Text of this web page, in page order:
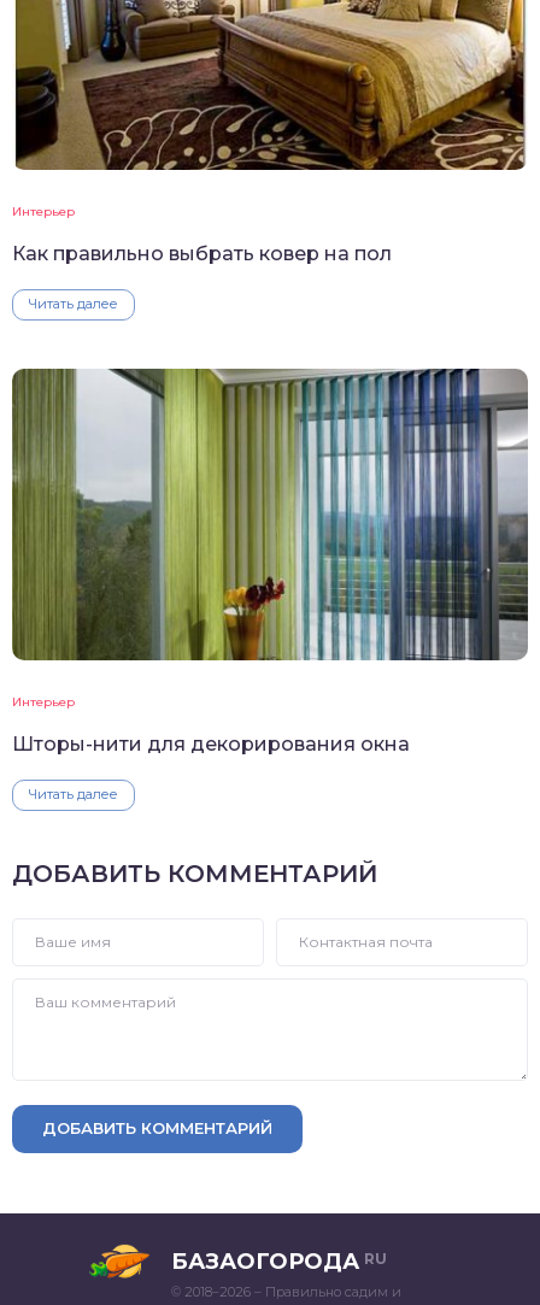
Интерьер
Как правильно выбрать ковер на пол
Читать далее
Интерьер
Шторы-нити для декорирования окна
Читать далее
ДОБАВИТЬ КОММЕНТАРИЙ
ДОБАВИТЬ КОММЕНТАРИЙ
БАЗАОГОРОДА RU
© 2018–2026 – Правильно садим и